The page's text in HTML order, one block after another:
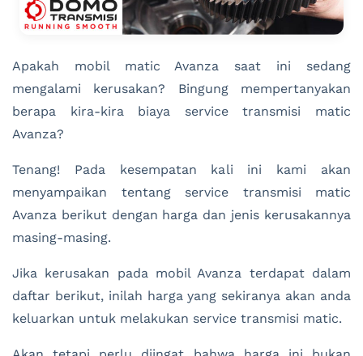
Apakah mobil matic Avanza saat ini sedang
mengalami kerusakan? Bingung mempertanyakan
berapa kira-kira biaya service transmisi matic
Avanza?
Tenang! Pada kesempatan kali ini kami akan
menyampaikan tentang service transmisi matic
Avanza berikut dengan harga dan jenis kerusakannya
masing-masing.
Jika kerusakan pada mobil Avanza terdapat dalam
daftar berikut, inilah harga yang sekiranya akan anda
keluarkan untuk melakukan service transmisi matic.